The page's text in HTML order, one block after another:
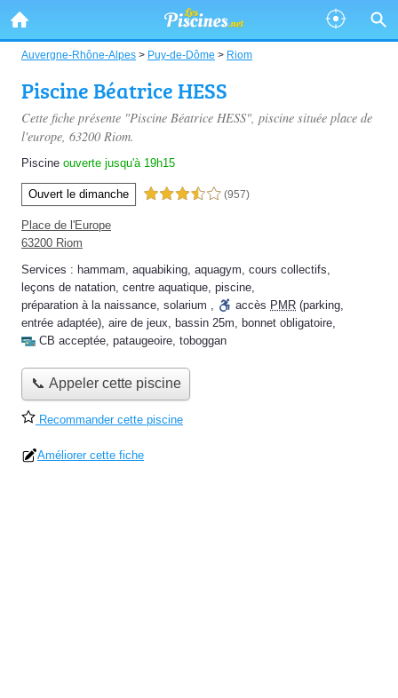
Auvergne-Rhône-Alpes > Puy-de-Dôme > Riom
Piscine Béatrice HESS
Cette fiche présente "Piscine Béatrice HESS", piscine située place de
l'europe, 63200 Riom.
Piscine ouverte jusqu'à 19h15
Ouvert le dimanche 3,5 étoiles sur 5 (957)
Place de l'Europe
63200 Riom
Services : hammam, aquabiking, aquagym, cours collectifs,
leçons de natation, centre aquatique, piscine,
préparation à la naissance, solarium , accès PMR (parking,
entrée adaptée), aire de jeux, bassin 25m, bonnet obligatoire,
CB acceptée, pataugeoire, toboggan
📞 Appeler cette piscine
Recommander cette piscine
Améliorer cette fiche